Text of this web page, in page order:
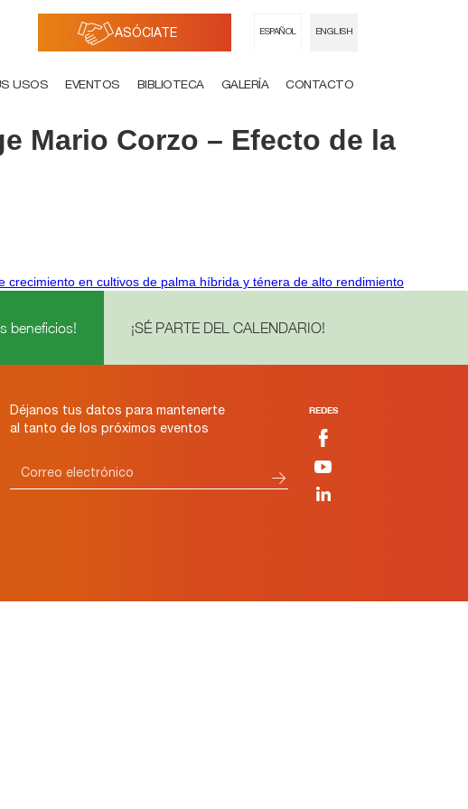
ESPAÑOL ENGLISH
ASÓCIATE
USOS EVENTOS BIBLIOTECA GALERÍA CONTACTO
Mario Corzo – Efecto de la
en cultivos de palma híbrida y ténera de alto rendimiento
beneficios! ¡SÉ PARTE DEL CALENDARIO!
Déjanos tus datos para mantenerte
al tanto de los próximos eventos
REDES